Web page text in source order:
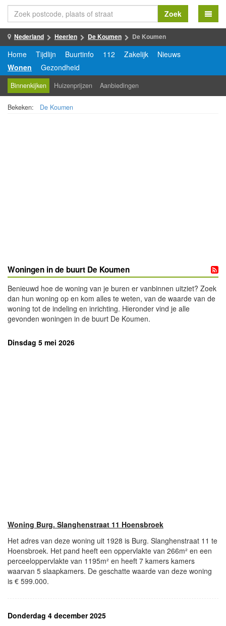
Zoek
Nederland Heerlen De Koumen De Koumen
Home Tijdlijn Buurtinfo 112 Zakelijk
Nieuws
Wonen
Gezondheid
Binnenkijken Huizenprijzen Aanbiedingen
Bekeken: De Koumen
Woningen in de buurt De Koumen
Benieuwd hoe de woning van je buren er vanbinnen uitziet? Zoek
dan hun woning op en kom alles te weten, van de waarde van de
woning tot de indeling en inrichting. Hieronder vind je alle
gevonden woningen in de buurt De Koumen.
Dinsdag 5 mei 2026
Woning Burg. Slanghenstraat 11 Hoensbroek
Het adres van deze woning uit 1928 is Burg. Slanghenstraat 11 te
Hoensbroek. Het pand heeft een oppervlakte van 266m² en een
perceeloppervlakte van 1195m² en heeft 7 kamers kamers
waarvan 5 slaapkamers. De geschatte waarde van deze woning
is € 599.000.
Donderdag 4 december 2025